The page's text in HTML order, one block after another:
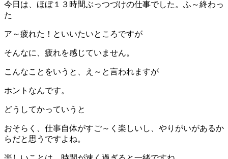
今日は、ほぼ１３時間ぶっつづけの仕事でした。ふ～終わっ
た
ア～疲れた！といいたいところですが
そんなに、疲れを感じていません。
こんなことをいうと、え～と言われますが
ホントなんです。
どうしてかっていうと
おそらく、仕事自体がすご～く楽しいし、やりがいがあるか
らだと思うですよね。